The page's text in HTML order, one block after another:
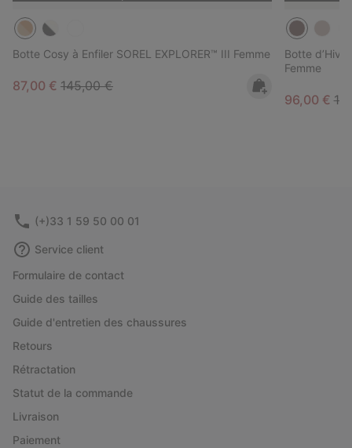
Botte Cosy à Enfiler SOREL EXPLORER™ III Femme
Sale price:
87,00 € Regular price:
145,00 €
Botte
Femme
Sale price:
96,00 €
(+)33 1 59 50 00 01
Service client
Formulaire de contact
Guide des tailles
Guide d'entretien des chaussures
Retours
Rétractation
Statut de la commande
Livraison
Paiement